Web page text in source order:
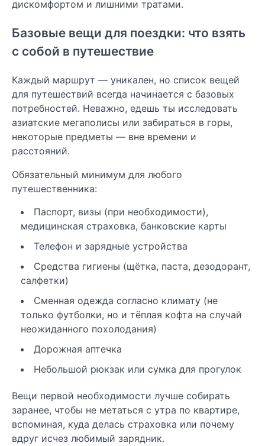
дискомфортом и лишними тратами.
Базовые вещи для поездки: что взять
с собой в путешествие
Каждый маршрут — уникален, но список вещей
для путешествий всегда начинается с базовых
потребностей. Неважно, едешь ты исследовать
азиатские мегаполисы или забираться в горы,
некоторые предметы — вне времени и
расстояний.
Обязательный минимум для любого
путешественника:
Паспорт, визы (при необходимости),
медицинская страховка, банковские карты
Телефон и зарядные устройства
Средства гигиены (щётка, паста, дезодорант,
салфетки)
Сменная одежда согласно климату (не
только футболки, но и тёплая кофта на случай
неожиданного похолодания)
Дорожная аптечка
Небольшой рюкзак или сумка для прогулок
Вещи первой необходимости лучше собирать
заранее, чтобы не метаться с утра по квартире,
вспоминая, куда делась страховка или почему
вдруг исчез любимый зарядник.